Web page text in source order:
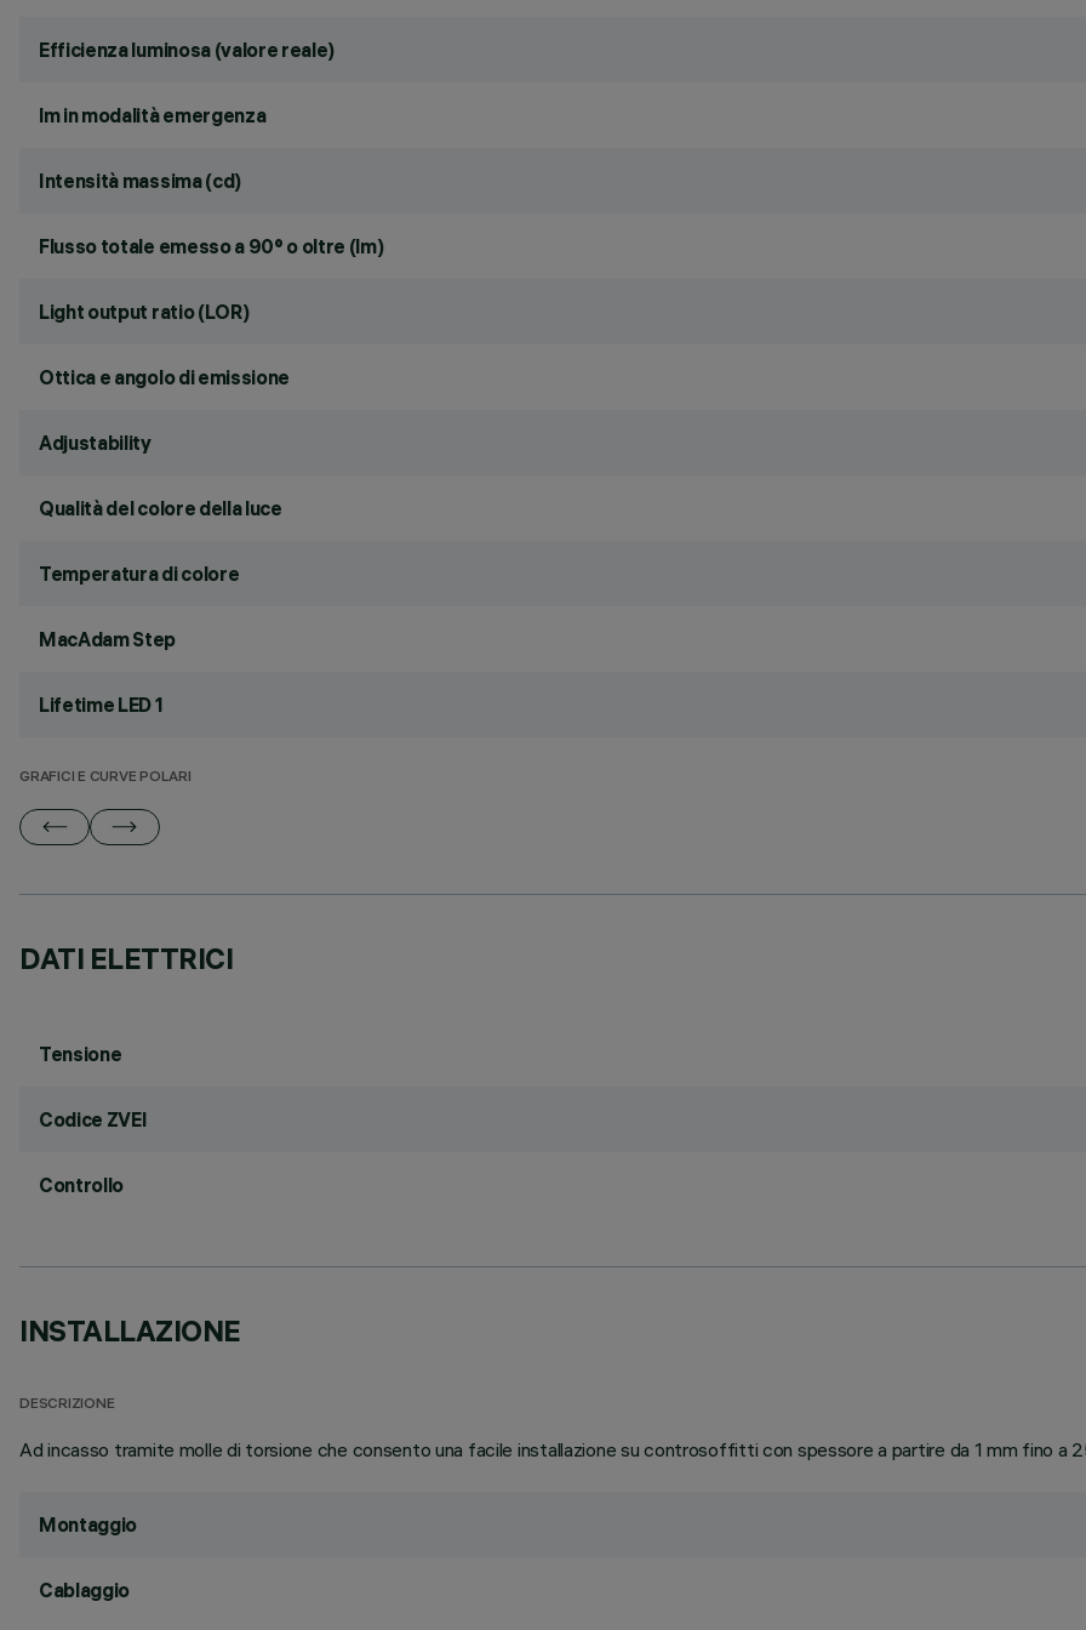
Efficienza luminosa (valore reale)
lm in modalità emergenza
Intensità massima (cd)
Flusso totale emesso a 90° o oltre (lm)
Light output ratio (LOR)
Ottica e angolo di emissione
Adjustability
Qualità del colore della luce
Temperatura di colore
MacAdam Step
Lifetime LED 1
GRAFICI E CURVE POLARI
DATI ELETTRICI
Tensione
Codice ZVEI
Controllo
INSTALLAZIONE
DESCRIZIONE
Ad incasso tramite molle di torsione che consento una facile installazione su controsoffitti con spessore a partire da 1 mm fino a
Montaggio
Cablaggio